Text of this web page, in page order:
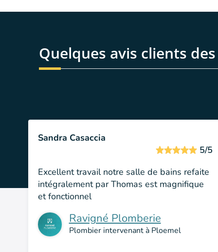
Quelques avis clients
Sandra Casaccia
5/5
Excellent travail notre salle de bains refaite
intégralement par Thomas est magnifique
et fonctionnel
Ravigné Plomberie
Plombier intervenant à Ploemel